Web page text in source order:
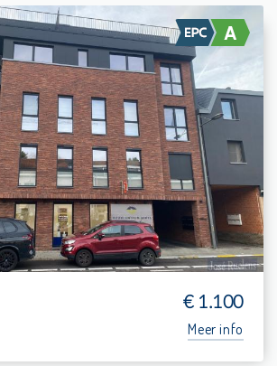
Verhuurd: Appartement
1
5 m²
1
75 m²
€ 1.100
Meer info